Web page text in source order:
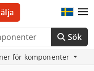
Sök
för komponenter